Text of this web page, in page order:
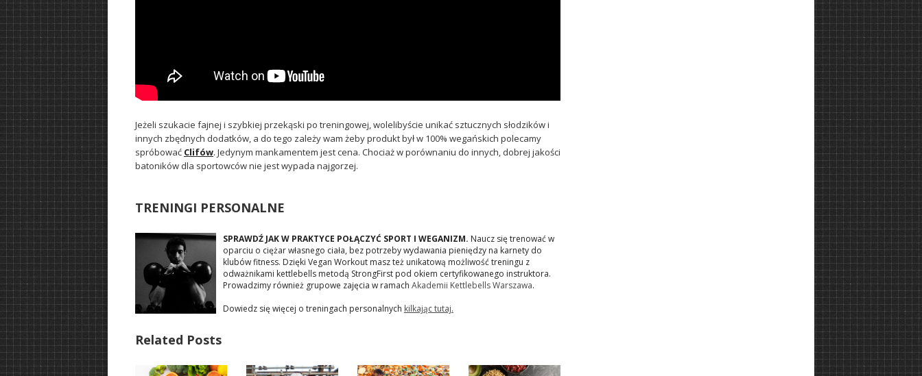
Jeżeli szukacie fajnej i szybkiej przekąski po treningowej, wolelibyście unikać sztucznych słodzików i
innych zbędnych dodatków, a do tego zależy wam żeby produkt był w 100% wegańskich polecamy
spróbować Clifów. Jedynym mankamentem jest cena. Chociaż w porównaniu do innych, dobrej jakości
batoników dla sportowców nie jest wypada najgorzej.
TRENINGI PERSONALNE
SPRAWDŹ JAK W PRAKTYCE POŁĄCZYĆ SPORT I WEGANIZM. Naucz się trenować w
oparciu o ciężar własnego ciała, bez potrzeby wydawania pieniędzy na karnety do
klubów fitness. Dzięki Vegan Workout masz też unikatową możliwość treningu z
odważnikami kettlebells metodą StrongFirst pod okiem certyfikowanego instruktora.
Prowadzimy również grupowe zajęcia w ramach Akademii Kettlebells Warszawa.
Dowiedz się więcej o treningach personalnych kilkając tutaj.
Related Posts